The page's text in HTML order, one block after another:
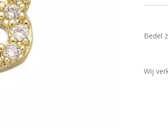
Bedel
Wij